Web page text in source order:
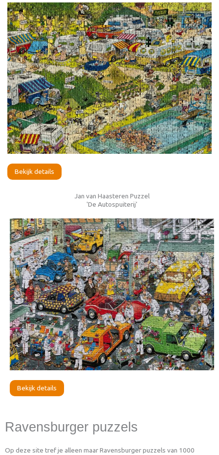
Bekijk details
Jan van Haasteren Puzzel
'De Autospuiterij'
Bekijk details
Ravensburger puzzels
Op deze site tref je alleen maar Ravensburger puzzels van 1000